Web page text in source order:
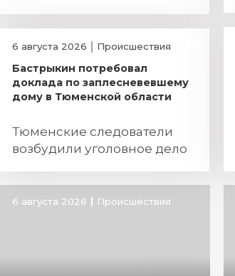
6 августа 2026 Происшествия
Бастрыкин потребовал
доклада по заплесневевшему
дому в Тюменской области
Тюменские следователи
возбудили уголовное дело
6 августа 2026 Происшествия